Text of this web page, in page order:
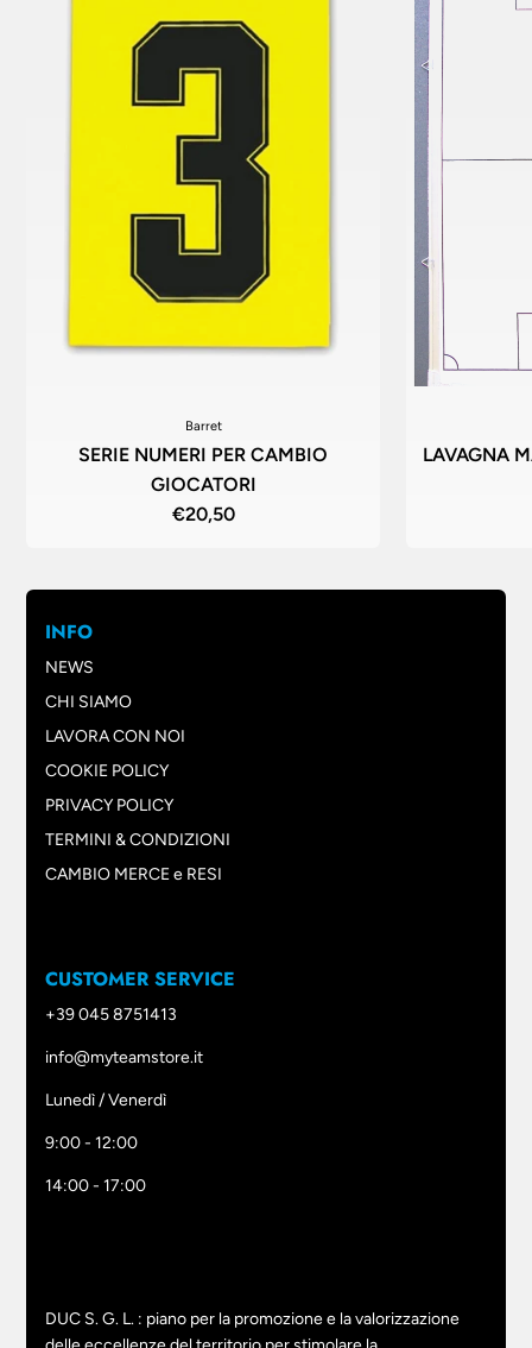
Barret
SERIE NUMERI PER CAMBIO
GIOCATORI
€20,50
LAVAGNA
INFO
NEWS
CHI SIAMO
LAVORA CON NOI
COOKIE POLICY
PRIVACY POLICY
TERMINI & CONDIZIONI
CAMBIO MERCE e RESI
CUSTOMER SERVICE
+39 045 8751413
info@myteamstore.it
Lunedì / Venerdì
9:00 - 12:00
14:00 - 17:00
DUC S. G. L. : piano per la promozione e la valorizzazione